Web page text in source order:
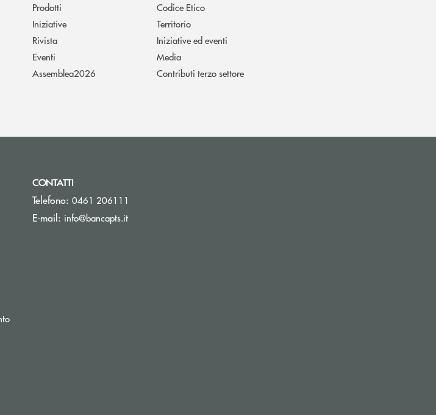
Prodotti
Iniziative
Rivista
Eventi
Assemblea2026
Codice Etico
Territorio
Iniziative ed eventi
Media
Contributi terzo settore
nuova finestra
Apre una nuova finestra
CONTATTI
Telefono: 0461 206111
E-mail: info@bancapts.it(si apre l’app di posta elettronica)